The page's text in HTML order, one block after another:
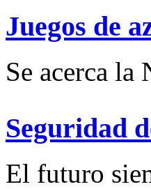
Juegos de
Se acerca la
Seguridad
El futuro